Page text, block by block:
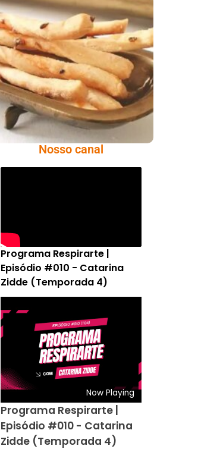
Comer Bem:
Palitinhos De Cebola
E Salsa
Nosso canal
Programa Respirarte |
Episódio #010 - Catarina
Zidde (Temporada 4)
Now Playing
Programa Respirarte |
Episódio #010 - Catarina
Zidde (Temporada 4)